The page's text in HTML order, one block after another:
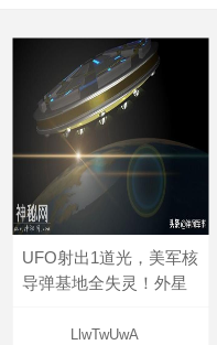
UFO射出1道光，美军核
导弹基地全失灵！外星
LlwTwUwA